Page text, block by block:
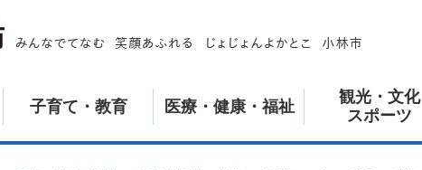
子育て・教育 医療・健康・福祉
観光・文化
スポーツ